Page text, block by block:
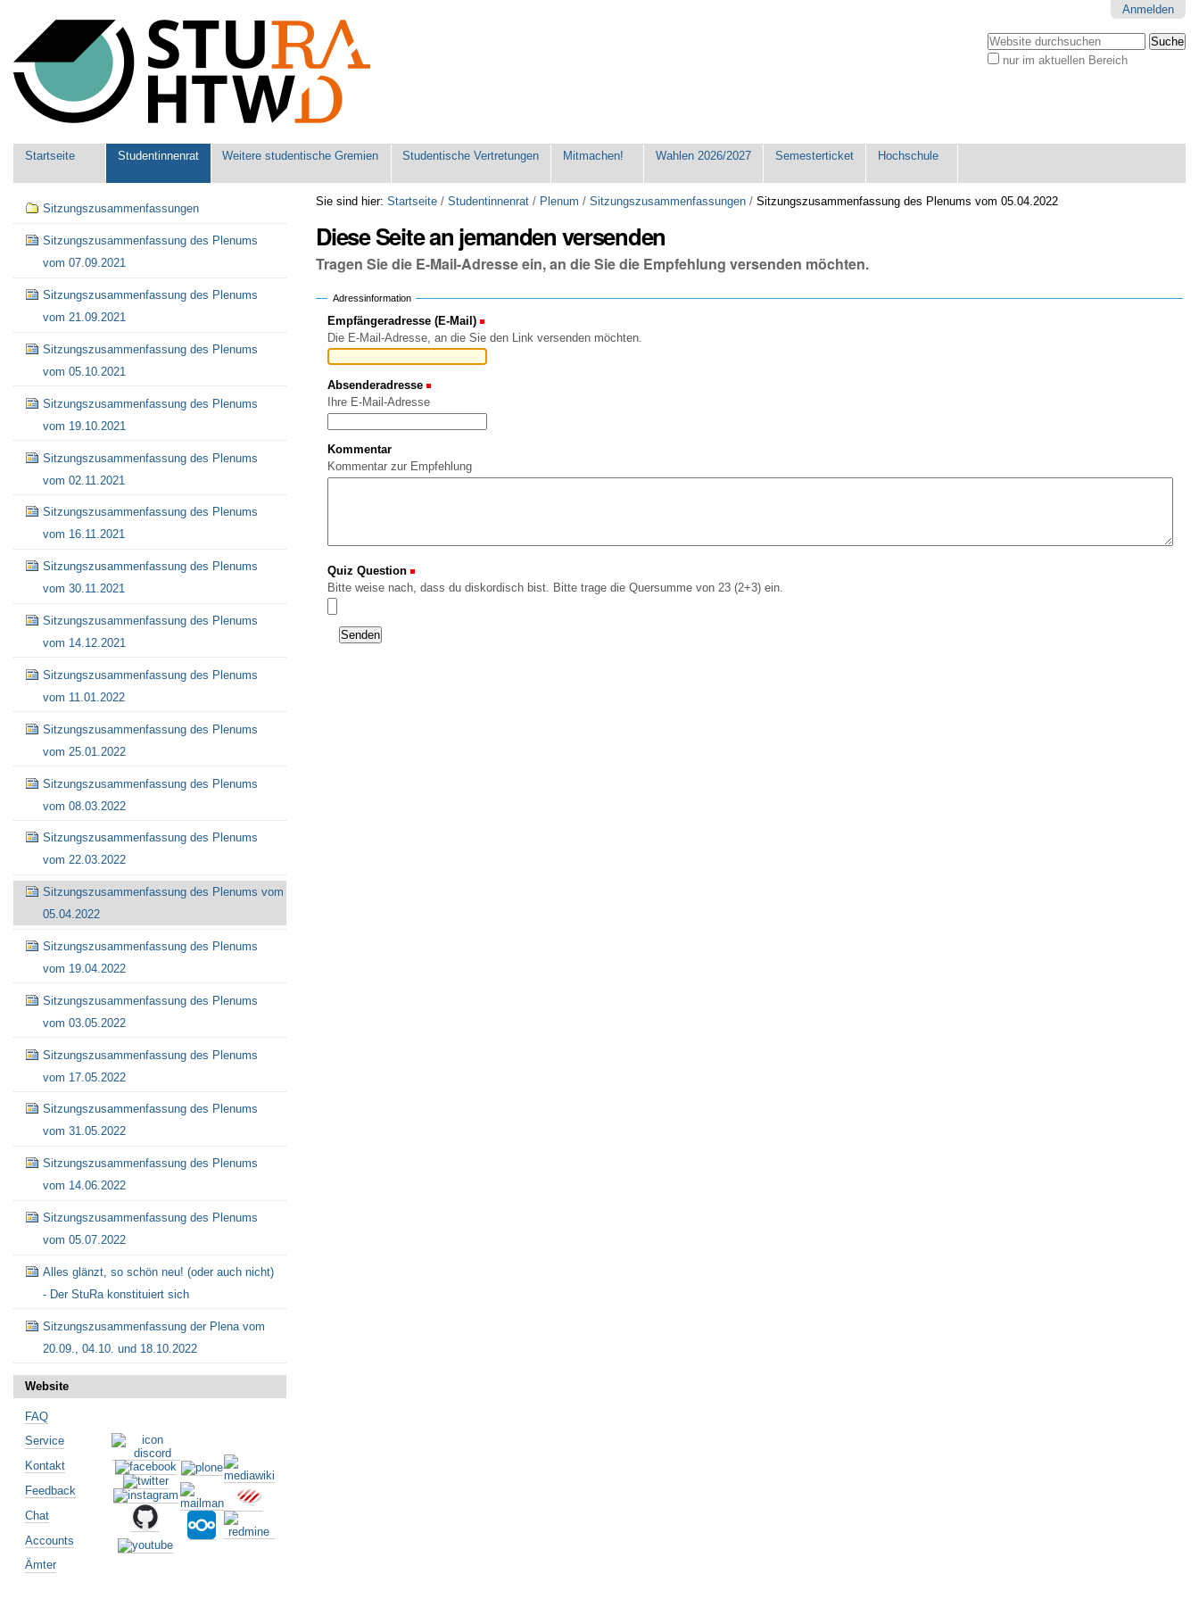
Werkzeuge
Anmelden
Website durchsuchen
nur im aktuellen Bereich
Sektionen
Startseite Studentinnenrat Weitere studentische Gremien Studentische Vertretungen Mitmachen! Wahlen 2026/2027 Semesterticket Hochschule
Sie sind hier: Startseite /Studentinnenrat / Plenum /Sitzungszusammenfassungen /Sitzungszusammenfassung des Plenums vom 05.04.2022
Diese Seite an jemanden versenden
Tragen Sie die E-Mail-Adresse ein, an die Sie die Empfehlung versenden möchten.
Adressinformation
Empfängeradresse (E-Mail)
Die E-Mail-Adresse, an die Sie den Link versenden möchten.
Absenderadresse
Ihre E-Mail-Adresse
Kommentar
Kommentar zur Empfehlung
Quiz Question
Bitte weise nach, dass du diskordisch bist. Bitte trage die Quersumme von 23 (2+3) ein.
Navigation
Sitzungszusammenfassungen
Sitzungszusammenfassung des Plenums
vom 07.09.2021
Sitzungszusammenfassung des Plenums
vom 21.09.2021
Sitzungszusammenfassung des Plenums
vom 05.10.2021
Sitzungszusammenfassung des Plenums
vom 19.10.2021
Sitzungszusammenfassung des Plenums
vom 02.11.2021
Sitzungszusammenfassung des Plenums
vom 16.11.2021
Sitzungszusammenfassung des Plenums
vom 30.11.2021
Sitzungszusammenfassung des Plenums
vom 14.12.2021
Sitzungszusammenfassung des Plenums
vom 11.01.2022
Sitzungszusammenfassung des Plenums
vom 25.01.2022
Sitzungszusammenfassung des Plenums
vom 08.03.2022
Sitzungszusammenfassung des Plenums
vom 22.03.2022
Sitzungszusammenfassung des Plenums vom
05.04.2022
Sitzungszusammenfassung des Plenums
vom 19.04.2022
Sitzungszusammenfassung des Plenums
vom 03.05.2022
Sitzungszusammenfassung des Plenums
vom 17.05.2022
Sitzungszusammenfassung des Plenums
vom 31.05.2022
Sitzungszusammenfassung des Plenums
vom 14.06.2022
Sitzungszusammenfassung des Plenums
vom 05.07.2022
Alles glänzt, so schön neu! (oder auch nicht)
- Der StuRa konstituiert sich
Sitzungszusammenfassung der Plena vom
20.09., 04.10. und 18.10.2022
Website
FAQ
Service
Kontakt
Feedback
Chat
Accounts
Ämter